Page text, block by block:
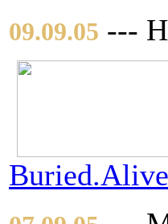
09.09.05 ---